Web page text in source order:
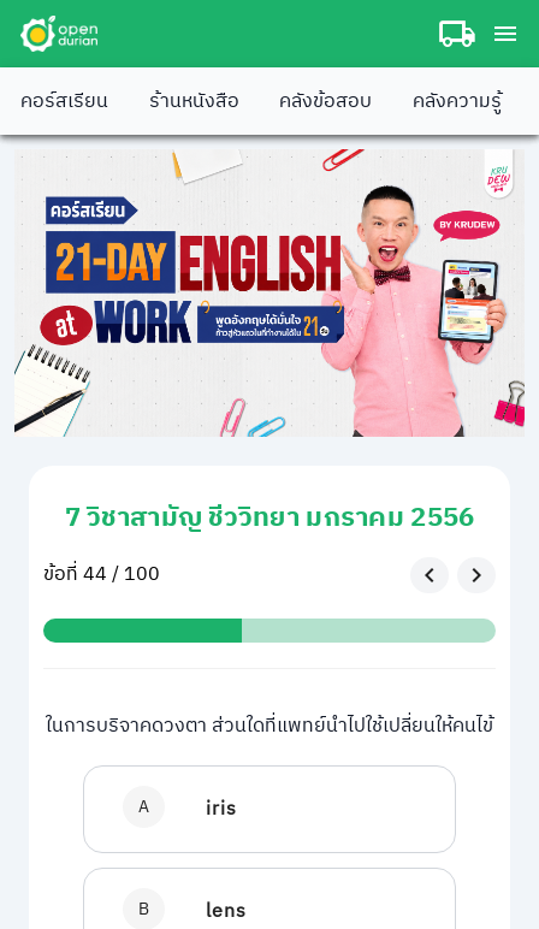
คอร์สเรียน ร้านหนังสือ คลังข้อสอบ คลังความรู้
7 วิชาสามัญ ชีววิทยา มกราคม 2556
ข้อที่ 44 / 100
ในการบริจาคดวงตา ส่วนใดที่แพทย์นำไปใช้เปลี่ยนให้คนไข้
A iris
B lens